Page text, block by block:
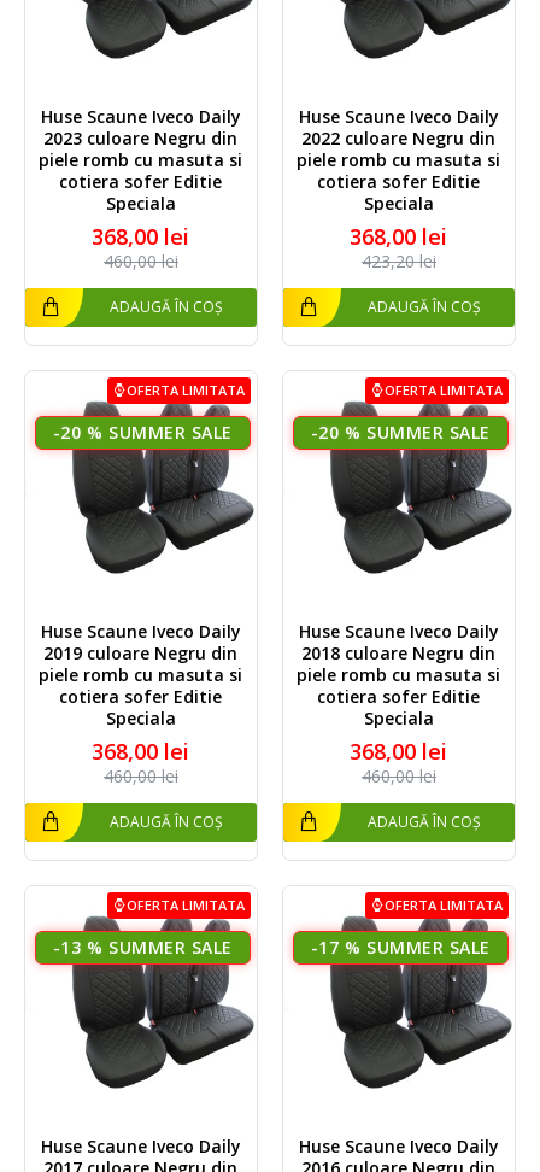
Huse Scaune Iveco Daily
2023 culoare Negru din
piele romb cu masuta si
cotiera sofer Editie
Speciala
368,00 lei
460,00 lei
ADAUGĂ ÎN COȘ
Huse Scaune Iveco Daily
2022 culoare Negru din
piele romb cu masuta si
cotiera sofer Editie
Speciala
368,00 lei
423,20 lei
ADAUGĂ ÎN COȘ
OFERTA LIMITATA
-20 %
Huse Scaune Iveco Daily
2019 culoare Negru din
piele romb cu masuta si
cotiera sofer Editie
Speciala
368,00 lei
460,00 lei
ADAUGĂ ÎN COȘ
OFERTA LIMITATA
-20 %
Huse Scaune Iveco Daily
2018 culoare Negru din
piele romb cu masuta si
cotiera sofer Editie
Speciala
368,00 lei
460,00 lei
ADAUGĂ ÎN COȘ
OFERTA LIMITATA
-13 %
Huse Scaune Iveco Daily
OFERTA LIMITATA
-17 %
Huse Scaune Iveco Daily